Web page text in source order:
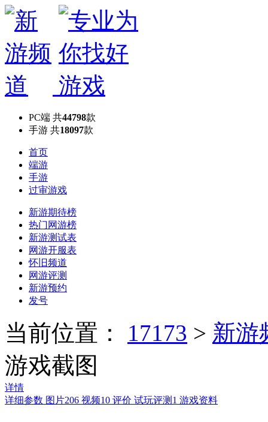
PC端 共44798款
手游 共18097款
首页
端游
手游
过审游戏
新游期待榜
热门网游榜
新游测试表
网游开服表
怀旧频道
网游评测
新游预约
发号
当前位置： 17173 > 新游
游戏截图
详情
详细参数 图片206 视频10 评价 试玩评测 1 游戏资料